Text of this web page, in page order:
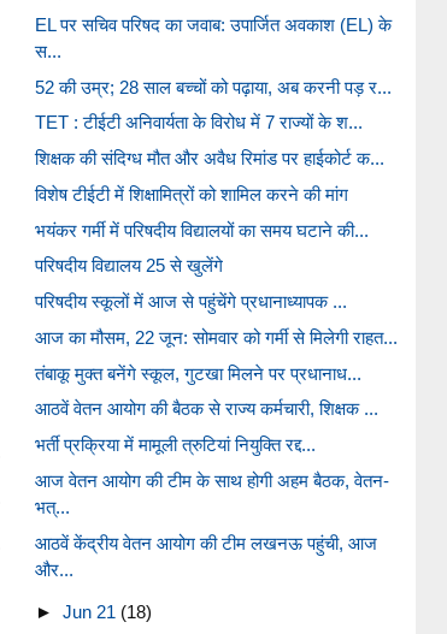
EL पर सचिव परिषद का जवाब: उपार्जित अवकाश (EL) के
स...
52 की उम्र; 28 साल बच्चों को पढ़ाया, अब करनी पड़ र...
TET : टीईटी अनिवार्यता के विरोध में 7 राज्यों के श...
शिक्षक की संदिग्ध मौत और अवैध रिमांड पर हाईकोर्ट क...
विशेष टीईटी में शिक्षामित्रों को शामिल करने की मांग
भयंकर गर्मी में परिषदीय विद्यालयों का समय घटाने की...
परिषदीय विद्यालय 25 से खुलेंगे
परिषदीय स्कूलों में आज से पहुंचेंगे प्रधानाध्यापक ...
आज का मौसम, 22 जून: सोमवार को गर्मी से मिलेगी राहत...
तंबाकू मुक्त बनेंगे स्कूल, गुटखा मिलने पर प्रधानाध...
आठवें वेतन आयोग की बैठक से राज्य कर्मचारी, शिक्षक ...
भर्ती प्रक्रिया में मामूली त्रुटियां नियुक्ति रद्द...
आज वेतन आयोग की टीम के साथ होगी अहम बैठक, वेतन-
भत्...
आठवें केंद्रीय वेतन आयोग की टीम लखनऊ पहुंची, आज
और...
► Jun 21 (18)